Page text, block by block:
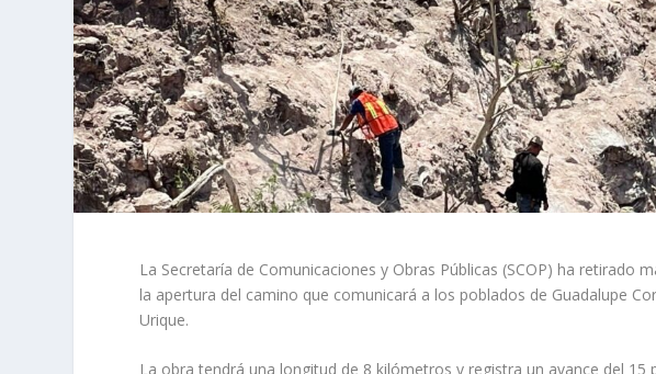
La Secretaría de Comunicaciones y Obras Públicas (SCOP) ha retirado
la apertura del camino que comunicará a los poblados de Guadalupe
Urique.
La obra tendrá una longitud de 8 kilómetros y registra un avance del 15